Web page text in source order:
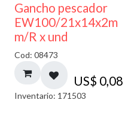
Gancho pescador
EW100/21x14x2m
m/R x und
Cod: 08473
US$ 0,08
Inventario: 171503